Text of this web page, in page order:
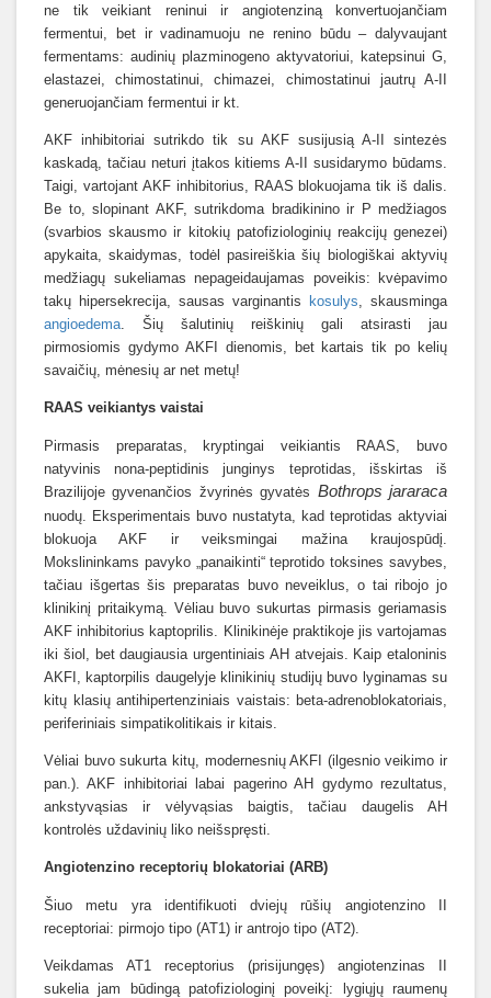
ne tik veikiant reninui ir angiotenziną konvertuojančiam
fermentui, bet ir vadinamuoju ne renino būdu – dalyvaujant
fermentams: audinių plazminogeno aktyvatoriui, katepsinui G,
elastazei, chimostatinui, chimazei, chimostatinui jautrų A-II
generuojančiam fermentui ir kt.
AKF inhibitoriai sutrikdo tik su AKF susijusią A-II sintezės
kaskadą, tačiau neturi įtakos kitiems A-II susidarymo būdams.
Taigi, vartojant AKF inhibitorius, RAAS blokuojama tik iš dalis.
Be to, slopinant AKF, sutrikdoma bradikinino ir P medžiagos
(svarbios skausmo ir kitokių patofiziologinių reakcijų genezei)
apykaita, skaidymas, todėl pasireiškia šių biologiškai aktyvių
medžiagų sukeliamas nepageidaujamas poveikis: kvėpavimo
takų hipersekrecija, sausas varginantis
kosulys , skausminga
angioedema . Šių šalutinių reiškinių gali atsirasti jau
pirmosiomis gydymo AKFI dienomis, bet kartais tik po kelių
savaičių, mėnesių ar net metų!
RAAS veikiantys vaistai
Pirmasis preparatas, kryptingai veikiantis RAAS, buvo
natyvinis nona-peptidinis junginys teprotidas, išskirtas iš
Brazilijoje gyvenančios žvyrinės gyvatės Bothrops jararaca
nuodų. Eksperimentais buvo nustatyta, kad teprotidas aktyviai
blokuoja AKF ir veiksmingai mažina kraujospūdį.
Mokslininkams pavyko „panaikinti“ teprotido toksines savybes,
tačiau išgertas šis preparatas buvo neveiklus, o tai ribojo jo
klinikinį pritaikymą. Vėliau buvo sukurtas pirmasis geriamasis
AKF inhibitorius kaptoprilis. Klinikinėje praktikoje jis vartojamas
iki šiol, bet daugiausia urgentiniais AH atvejais. Kaip etaloninis
AKFI, kaptorpilis daugelyje klinikinių studijų buvo lyginamas su
kitų klasių antihipertenziniais vaistais: beta-adrenoblokatoriais,
periferiniais simpatikolitikais ir kitais.
Vėliai buvo sukurta kitų, modernesnių AKFI (ilgesnio veikimo ir
pan.). AKF inhibitoriai labai pagerino AH gydymo rezultatus,
ankstyvąsias ir vėlyvąsias baigtis, tačiau daugelis AH
kontrolės uždavinių liko neišspręsti.
Angiotenzino receptorių blokatoriai (ARB)
Šiuo metu yra identifikuoti dviejų rūšių angiotenzino II
receptoriai: pirmojo tipo (AT1) ir antrojo tipo (AT2).
Veikdamas AT1 receptorius (prisijungęs) angiotenzinas II
sukelia jam būdingą patofiziologinį poveikį: lygiųjų raumenų